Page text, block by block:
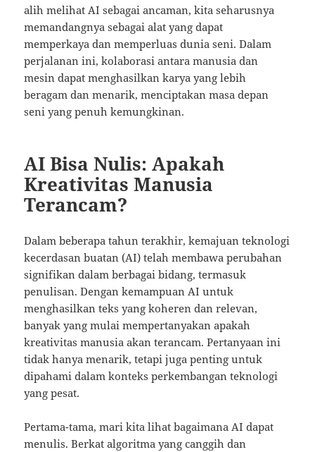
alih melihat AI sebagai ancaman, kita seharusnya
memandangnya sebagai alat yang dapat
memperkaya dan memperluas dunia seni. Dalam
perjalanan ini, kolaborasi antara manusia dan
mesin dapat menghasilkan karya yang lebih
beragam dan menarik, menciptakan masa depan
seni yang penuh kemungkinan.
AI Bisa Nulis: Apakah
Kreativitas Manusia
Terancam?
Dalam beberapa tahun terakhir, kemajuan teknologi
kecerdasan buatan (AI) telah membawa perubahan
signifikan dalam berbagai bidang, termasuk
penulisan. Dengan kemampuan AI untuk
menghasilkan teks yang koheren dan relevan,
banyak yang mulai mempertanyakan apakah
kreativitas manusia akan terancam. Pertanyaan ini
tidak hanya menarik, tetapi juga penting untuk
dipahami dalam konteks perkembangan teknologi
yang pesat.
Pertama-tama, mari kita lihat bagaimana AI dapat
menulis. Berkat algoritma yang canggih dan